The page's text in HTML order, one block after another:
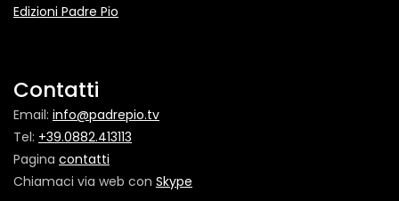
Edizioni Padre Pio
Contatti
Email: info@padrepio.tv
Tel: +39.0882.413113
Pagina contatti
Chiamaci via web con Skype